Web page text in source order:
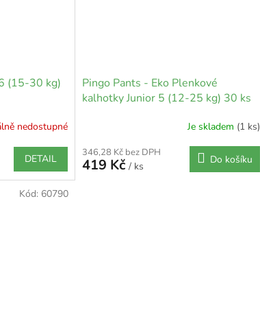
(15-30 kg)
nedostupné
DETAIL
Pingo Pants - Eko Plenkové
kalhotky Junior 5 (12-25 kg) 30 ks
Je skladem (1 ks)
346,28 Kč bez DPH
419 Kč / ks
Do košíku
Kód: 60790